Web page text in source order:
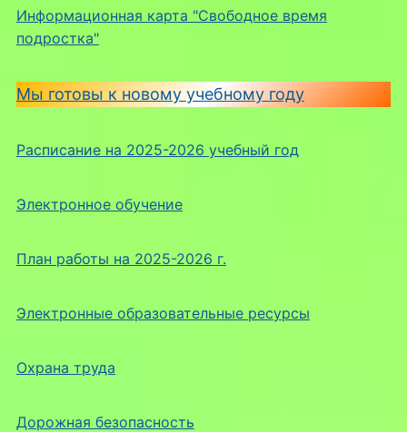
Информационная карта "Свободное время
подростка"
Мы готовы к новому учебному году
Расписание на 2025-2026 учебный год
Электронное обучение
План работы на 2025-2026 г.
Электронные образовательные ресурсы
Охрана труда
Дорожная безопасность